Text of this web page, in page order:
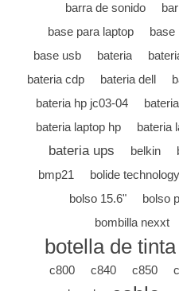
barra de sonido
base para laptop
base
base usb
bateria
bateria cdp
bateria dell
bateria hp jc03-04
bateria laptop hp
bateria
bateria ups belkin
bmp21
bolide technology
bolso 15.6"
bolso
bombilla nexxt
botella de tinta
c800 c840 c850